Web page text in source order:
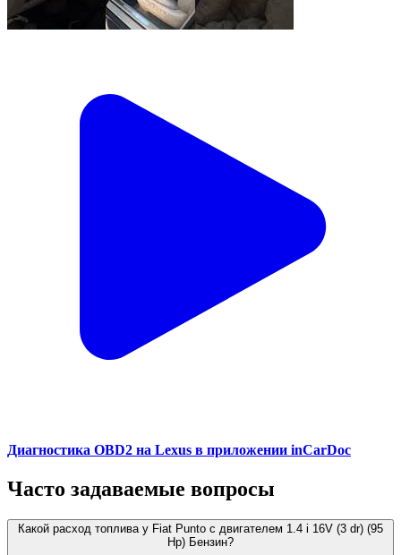
Диагностика OBD2 на Lexus в приложении inCarDoc
Часто задаваемые вопросы
Какой расход топлива у Fiat Punto с двигателем 1.4 i 16V (3 dr) (95
Hp) Бензин?